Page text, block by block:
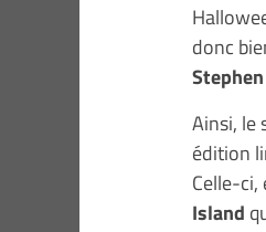
donc
Ainsi, le
édition
Celle-ci,
Island